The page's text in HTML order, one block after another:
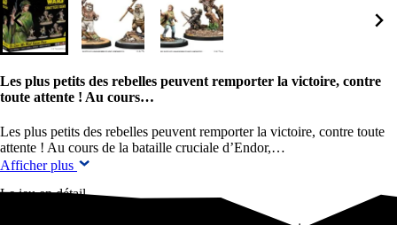
Les plus petits des rebelles peuvent remporter la victoire, contre
toute attente ! Au cours…
Les plus petits des rebelles peuvent remporter la victoire, contre toute
attente ! Au cours de la bataille cruciale d’Endor,…
Afficher plus
Le jeu en détail